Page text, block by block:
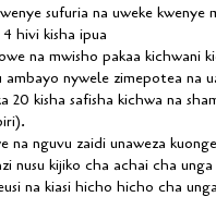
sufuria na uweke kwenye
hivi kisha ipua
na mwisho pakaa kichwani
ambayo nywele zimepotea na
20 kisha safisha kichwa na
na nguvu zaidi unaweza
nusu kijiko cha achai cha unga
na kiasi hicho hicho cha